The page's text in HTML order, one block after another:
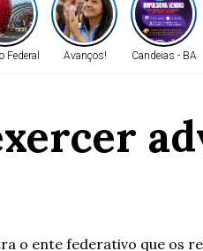
Federal Avanços! Candeias - BA
o ente federativo que os